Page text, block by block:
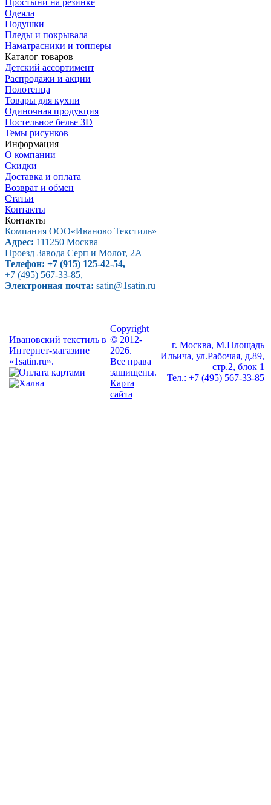
Простыни на резинке
Одеяла
Подушки
Пледы и покрывала
Наматрасники и топперы
Каталог товаров
Детский ассортимент
Распродажи и акции
Полотенца
Товары для кухни
Одиночная продукция
Постельное белье 3D
Темы рисунков
Информация
О компании
Скидки
Доставка и оплата
Возврат и обмен
Статьи
Контакты
Контакты
Компания ООО«Иваново Текстиль»
Адрес: 111250 Москва
Проезд Завода Серп и Молот, 2А
Телефон: +7 (915) 125-42-54,
+7 (495) 567-33-85,
Электронная почта: satin@1satin.ru
Ивановский текстиль в
Интернет-магазине
«1satin.ru».
Copyright
© 2012-
2026.
Все права
защищены.
Карта
сайта
г. Москва, М.Площадь
Ильича, ул.Рабочая, д.89,
стр.2, блок 1
Тел.: +7 (495) 567-33-85